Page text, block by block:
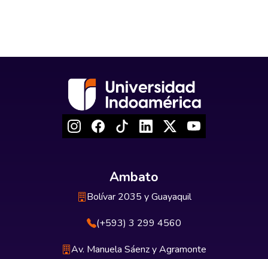
Ambato
Bolívar 2035 y Guayaquil
(+593) 3 299 4560
Av. Manuela Sáenz y Agramonte